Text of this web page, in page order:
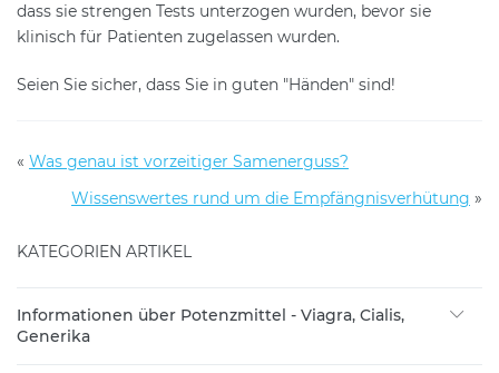
dass sie strengen Tests unterzogen wurden, bevor sie
klinisch für Patienten zugelassen wurden.
Seien Sie sicher, dass Sie in guten "Händen" sind!
« Was genau ist vorzeitiger Samenerguss?
Wissenswertes rund um die Empfängnisverhütung »
KATEGORIEN ARTIKEL
Informationen über Potenzmittel - Viagra, Cialis,
Generika